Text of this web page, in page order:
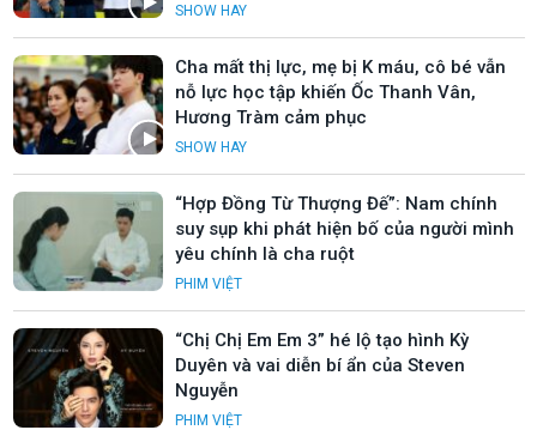
SHOW HAY
Cha mất thị lực, mẹ bị K máu, cô bé vẫn
nỗ lực học tập khiến Ốc Thanh Vân,
Hương Tràm cảm phục
SHOW HAY
“Hợp Đồng Từ Thượng Đế”: Nam chính
suy sụp khi phát hiện bố của người mình
yêu chính là cha ruột
PHIM VIỆT
“Chị Chị Em Em 3” hé lộ tạo hình Kỳ
Duyên và vai diễn bí ẩn của Steven
Nguyễn
PHIM VIỆT